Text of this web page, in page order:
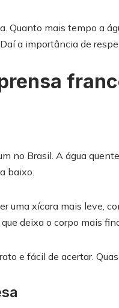
Quanto mais tempo a
a importância de
no Brasil. A água
baixo.
uma xícara mais leve,
deixa o corpo mais
e fácil de acertar.